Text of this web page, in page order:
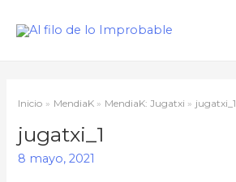
Inicio MendiaK MendiaK: Jugatxi jugatxi_1
jugatxi_1
8 mayo, 2021